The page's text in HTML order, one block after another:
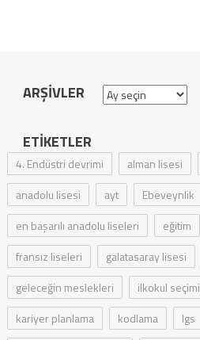
ARŞIVLER Arşivler
ETIKETLER
4. Endüstri devrimi alman lisesi
anadolu lisesi
ayt
Ebeveynlik
en başarılı anadolu liseleri
eğitim
fransız liseleri
galatasaray lisesi
geleceğin meslekleri
ilkokul seçimi
kariyer planlama
kodlama lgs